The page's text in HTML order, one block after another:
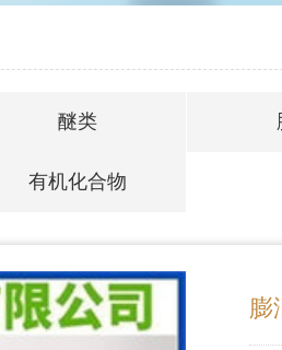
醚类
有机化合物
膨